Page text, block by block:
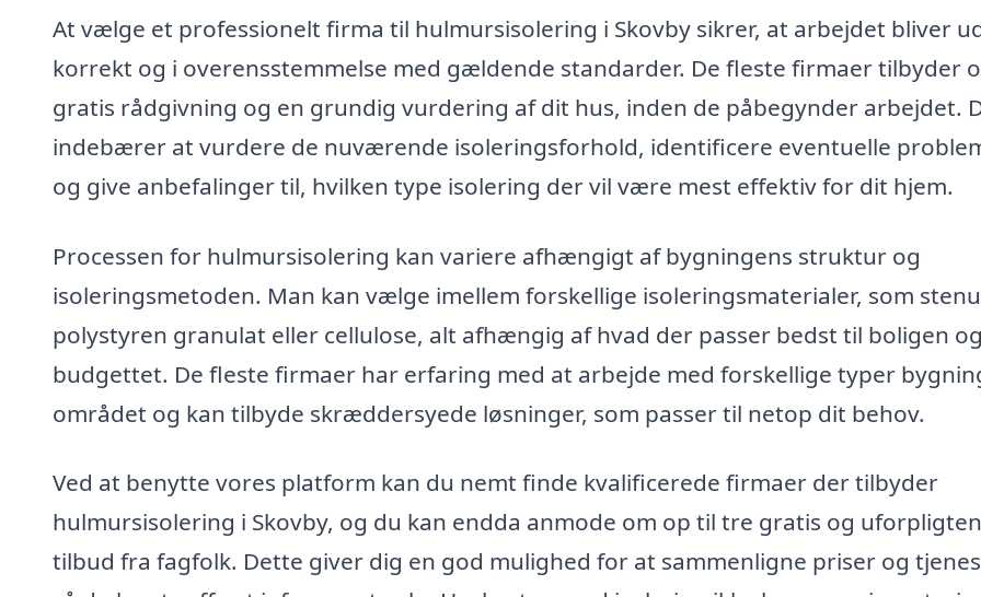
At vælge et professionelt firma til hulmursisolering i Skovby sikrer, at arbejdet bliver
korrekt og i overensstemmelse med gældende standarder. De fleste firmaer tilbyder
gratis rådgivning og en grundig vurdering af dit hus, inden de påbegynder arbejdet.
indebærer at vurdere de nuværende isoleringsforhold, identificere eventuelle
og give anbefalinger til, hvilken type isolering der vil være mest effektiv for dit hjem.
Processen for hulmursisolering kan variere afhængigt af bygningens struktur og
isoleringsmetoden. Man kan vælge imellem forskellige isoleringsmaterialer, som
polystyren granulat eller cellulose, alt afhængig af hvad der passer bedst til boligen
budgettet. De fleste firmaer har erfaring med at arbejde med forskellige typer
området og kan tilbyde skræddersyede løsninger, som passer til netop dit behov.
Ved at benytte vores platform kan du nemt finde kvalificerede firmaer der tilbyder
hulmursisolering i Skovby, og du kan endda anmode om op til tre gratis og
tilbud fra fagfolk. Dette giver dig en god mulighed for at sammenligne priser og